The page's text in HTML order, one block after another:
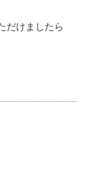
だけましたら